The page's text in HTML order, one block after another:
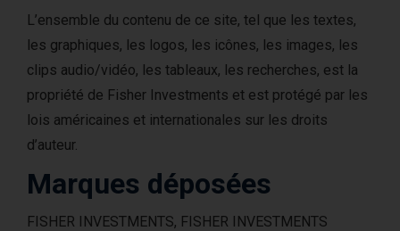
L’ensemble du contenu de ce site, tel que les textes,
les graphiques, les logos, les icônes, les images, les
clips audio/vidéo, les tableaux, les recherches, est la
propriété de Fisher Investments et est protégé par les
lois américaines et internationales sur les droits
d’auteur.
Marques déposées
FISHER INVESTMENTS, FISHER INVESTMENTS